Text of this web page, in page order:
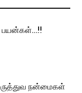
பயன்கள்…!!
நன்மைகள்